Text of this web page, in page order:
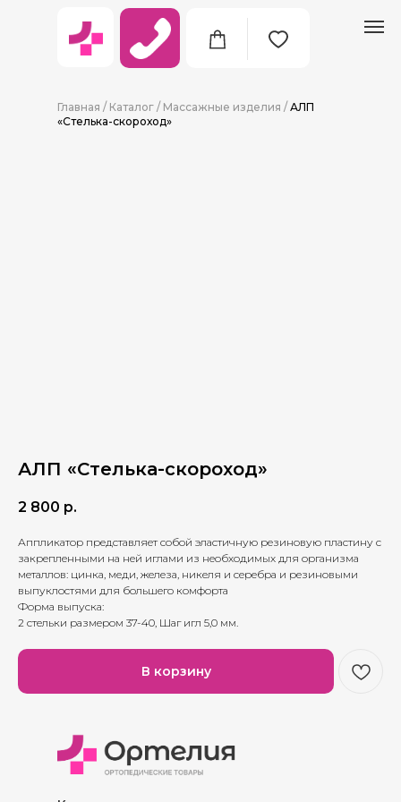
Главная / Каталог / Массажные изделия / АЛП
«Стелька-скороход»
АЛП «Стелька-скороход»
2 800 р.
Аппликатор представляет собой эластичную резиновую пластину c
закрепленными на ней иглами из необходимых для организма
металлов: цинка, меди, железа, никеля и серебра и резиновыми
выпуклостями для большего комфорта
Форма выпуска:
2 стельки размером 37-40, Шаг игл 5,0 мм.
В корзину